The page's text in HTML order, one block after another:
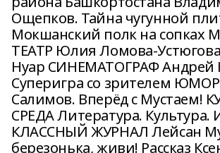
Ощепков. Тайна чугунной
Мокшанский полк на сопках
ТЕАТР Юлия Ломова-
Нуар СИНЕМАТОГРАФ Андрей
Суперигра со зрителем
Салимов. Вперёд с Мустаем!
СРЕДА Литература. Культура.
КЛАССНЫЙ ЖУРНАЛ Лейсан
березонька, живи! Рассказ